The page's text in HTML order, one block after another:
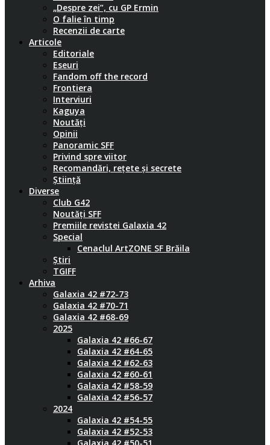
„Despre zei”, cu GP Ermin
O falie în timp
Recenzii de carte
Articole
Editoriale
Eseuri
Fandom off the record
Frontiera
Interviuri
Kaguya
Noutăți
Opinii
Panoramic SFF
Privind spre viitor
Recomandări, rețete și secrete
Știință
Diverse
Club G42
Noutăți SFF
Premiile revistei Galaxia 42
Special
Cenaclul ArtZONE SF Brăila
Știri
TGIFF
Arhiva
Galaxia 42 #72-73
Galaxia 42 #70-71
Galaxia 42 #68-69
2025
Galaxia 42 #66-67
Galaxia 42 #64-65
Galaxia 42 #62-63
Galaxia 42 #60-61
Galaxia 42 #58-59
Galaxia 42 #56-57
2024
Galaxia 42 #54-55
Galaxia 42 #52-53